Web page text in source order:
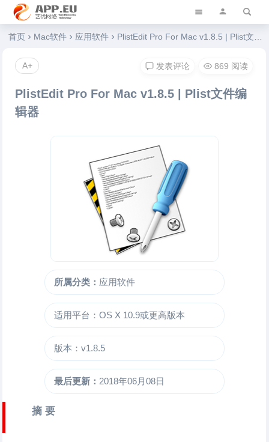
艺优软件乐园
首页 Mac软件 应用软件 PlistEdit Pro For Mac v1.8.5 | Plist文件编辑器
PlistEdit Pro For Mac v1.8.5 | Plist文件编
辑器
所属分类： 应用软件
适用平台：OS X 10.9或更高版本
版本：v1.8.5
最后更新： 2018年06月08日
摘 要
发表评论 869 阅读
A+